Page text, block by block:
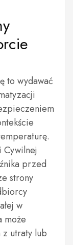
to wydawać
przed
strony
w
może
utraty lub